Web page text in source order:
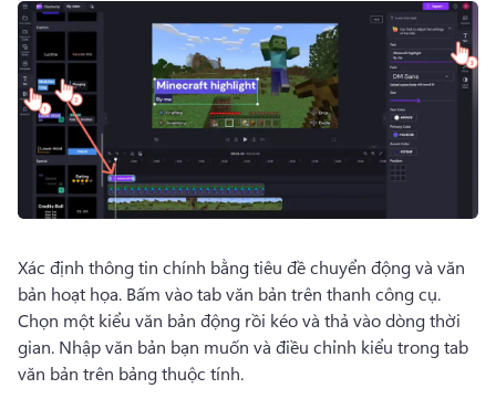
Xác định thông tin chính bằng tiêu đề chuyển động và văn
bản hoạt họa.
Chọn một kiểu văn bản động rồi kéo và thả vào dòng thời
gian. Nhập văn bản bạn muốn và điều chỉnh kiểu trong tab
văn bản trên bảng thuộc tính.